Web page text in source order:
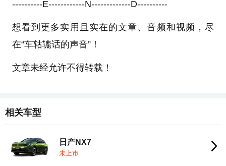
----------E------------N-------------D----------
想看到更多实用且实在的文章、音频和视频，尽
在“车轱辘话的声音”！
文章未经允许不得转载！
相关车型
日产NX7
未上市